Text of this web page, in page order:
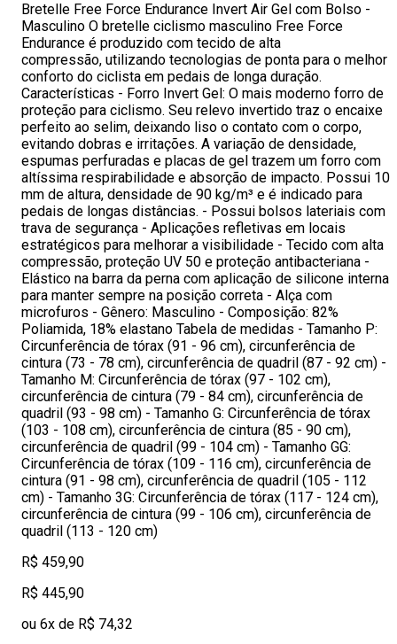
Bretelle Free Force Endurance Invert Air Gel com Bolso -
Masculino O bretelle ciclismo masculino Free Force
Endurance é produzido com tecido de alta
compressão, utilizando tecnologias de ponta para o melhor
conforto do ciclista em pedais de longa duração.
Características - Forro Invert Gel: O mais moderno forro de
proteção para ciclismo. Seu relevo invertido traz o encaixe
perfeito ao selim, deixando liso o contato com o corpo,
evitando dobras e irritações. A variação de densidade,
espumas perfuradas e placas de gel trazem um forro com
altíssima respirabilidade e absorção de impacto. Possui 10
mm de altura, densidade de 90 kg/m³ e é indicado para
pedais de longas distâncias. - Possui bolsos lateriais com
trava de segurança - Aplicações refletivas em locais
estratégicos para melhorar a visibilidade - Tecido com alta
compressão, proteção UV 50 e proteção antibacteriana -
Elástico na barra da perna com aplicação de silicone interna
para manter sempre na posição correta - Alça com
microfuros - Gênero: Masculino - Composição: 82%
Poliamida, 18% elastano Tabela de medidas - Tamanho P:
Circunferência de tórax (91 - 96 cm), circunferência de
cintura (73 - 78 cm), circunferência de quadril (87 - 92 cm) -
Tamanho M: Circunferência de tórax (97 - 102 cm),
circunferência de cintura (79 - 84 cm), circunferência de
quadril (93 - 98 cm) - Tamanho G: Circunferência de tórax
(103 - 108 cm), circunferência de cintura (85 - 90 cm),
circunferência de quadril (99 - 104 cm) - Tamanho GG:
Circunferência de tórax (109 - 116 cm), circunferência de
cintura (91 - 98 cm), circunferência de quadril (105 - 112
cm) - Tamanho 3G: Circunferência de tórax (117 - 124 cm),
circunferência de cintura (99 - 106 cm), circunferência de
quadril (113 - 120 cm)
R$ 459,90
R$ 445,90
ou 6x de R$ 74,32